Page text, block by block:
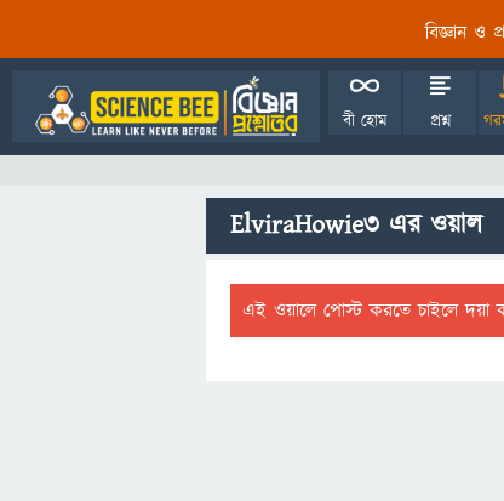
বিজ্ঞান ও
বী হোম প্রশ্ন
ElviraHowie3 এর ওয়াল
এই ওয়ালে পোস্ট করতে চাইলে দয়া